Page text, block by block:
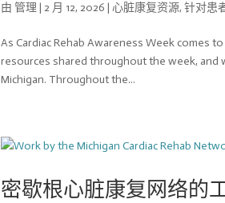
由管理 |2 月 12, 2026 |心脏康复资源,针对患
As Cardiac Rehab Awareness Week comes
resources shared throughout the week, and
Michigan. Throughout the...
密歇根心脏康复网络的